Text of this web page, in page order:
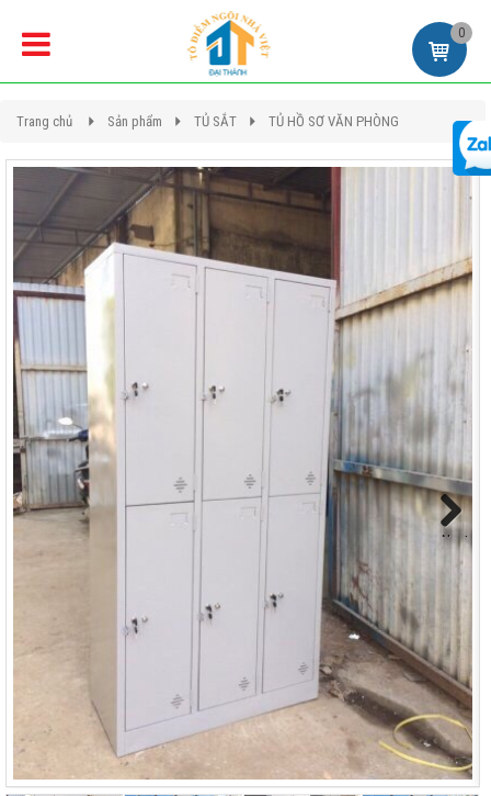
0
Trang chủ Sản phẩm TỦ SẮT TỦ HỒ SƠ VĂN PHÒNG
Next